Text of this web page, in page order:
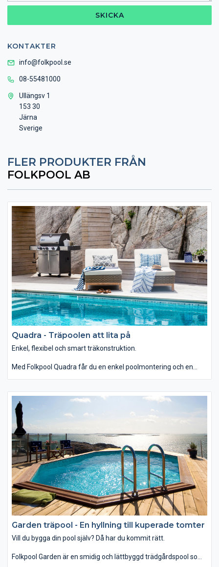
SKICKA
KONTAKTER
info@folkpool.se
08-55481000
Ullängsv 1
153 30
Järna
Sverige
FLER PRODUKTER FRÅN
FOLKPOOL AB
Quadra - Träpoolen att lita på
Enkel, flexibel och smart träkonstruktion.
Med Folkpool Quadra får du en enkel poolmontering och en
Med ett baddjup på 1,4 m, blir denna pool idealisk för såväl
badlek som simträning.
Folkpool Classic började tillverkas 1968 och är i dag Sveriges
mest sålda pool. Den klassiska trä-stomme har utvecklats och
förbättrats flera gånger genom åren.
Garden träpool - En hyllning till kuperade tomter
Vill du bygga din pool själv? Då har du kommit rätt.
Folkpool Garden är en smidig och lättbyggd trädgårdspool som